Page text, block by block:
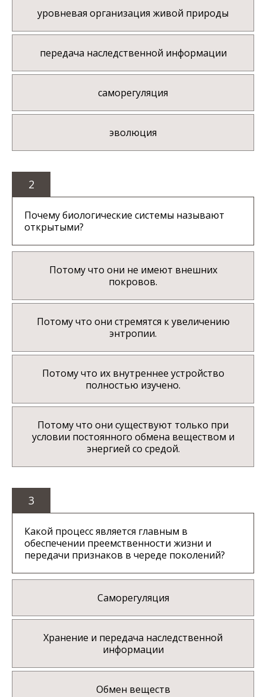
уровневая организация живой природы
передача наследственной информации
саморегуляция
эволюция
2
Почему биологические системы называют
открытыми?
Потому что они не имеют внешних
покровов.
Потому что они стремятся к увеличению
энтропии.
Потому что их внутреннее устройство
полностью изучено.
Потому что они существуют только при
условии постоянного обмена веществом и
энергией со средой.
3
Какой процесс является главным в
обеспечении преемственности жизни и
передачи признаков в череде поколений?
Саморегуляция
Хранение и передача наследственной
информации
Обмен веществ